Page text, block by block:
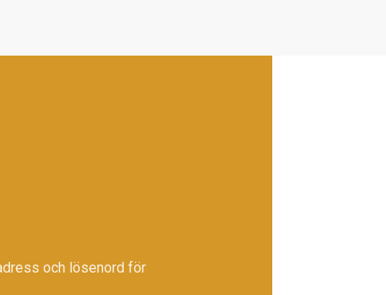
och lösenord för